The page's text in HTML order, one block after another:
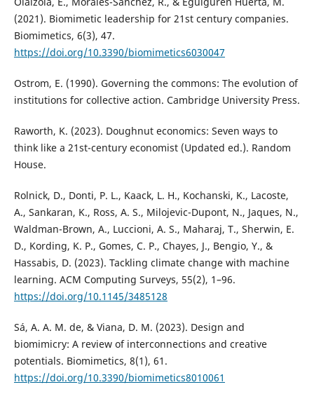
(2021). Biomimetic leadership for 21st century companies.
Biomimetics, 6(3), 47.
https://doi.org/10.3390/biomimetics6030047
Ostrom, E. (1990). Governing the commons: The evolution of
institutions for collective action. Cambridge University Press.
Raworth, K. (2023). Doughnut economics: Seven ways to
think like a 21st-century economist (Updated ed.). Random
House.
Rolnick, D., Donti, P. L., Kaack, L. H., Kochanski, K., Lacoste,
A., Sankaran, K., Ross, A. S., Milojevic-Dupont, N., Jaques, N.,
Waldman-Brown, A., Luccioni, A. S., Maharaj, T., Sherwin, E.
D., Kording, K. P., Gomes, C. P., Chayes, J., Bengio, Y., &
Hassabis, D. (2023). Tackling climate change with machine
learning. ACM Computing Surveys, 55(2), 1–96.
https://doi.org/10.1145/3485128
Sá, A. A. M. de, & Viana, D. M. (2023). Design and
biomimicry: A review of interconnections and creative
potentials. Biomimetics, 8(1), 61.
https://doi.org/10.3390/biomimetics8010061